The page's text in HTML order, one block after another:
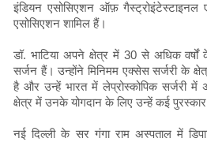
इंडियन एसोसिएशन ऑफ़
एसोसिएशन शामिल हैं।
डॉ. भाटिया अपने क्षेत्र में 30 से अधिक
सर्जन हैं। उन्होंने मिनिमम एक्सेस सर्जरी के
है और उन्हें भारत में लेप्रोस्कोपिक सर्जरी में
क्षेत्र में उनके योगदान के लिए उन्हें कई पुरस्कार
नई दिल्ली के सर गंगा राम अस्पताल में